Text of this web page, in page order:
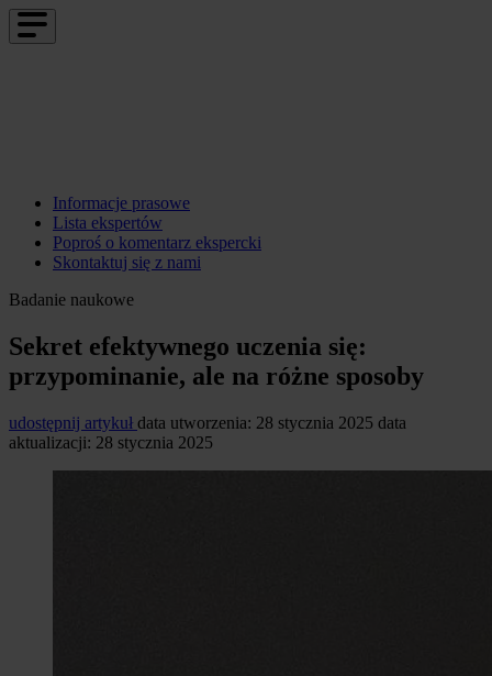
Informacje prasowe
Lista ekspertów
Poproś o komentarz ekspercki
Skontaktuj się z nami
Badanie naukowe
Sekret efektywnego uczenia się:
przypominanie, ale na różne sposoby
udostępnij artykuł data utworzenia: 28 stycznia 2025 data
aktualizacji: 28 stycznia 2025